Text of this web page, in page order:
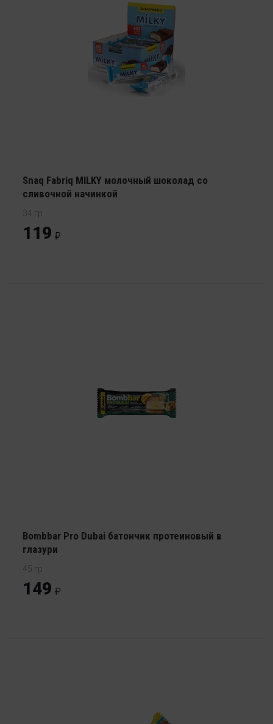
Snaq Fabriq MILKY молочный шоколад со
сливочной начинкой
34 гр
119
Bombbar Pro Dubai батончик протеиновый в
глазури
45 гр
149